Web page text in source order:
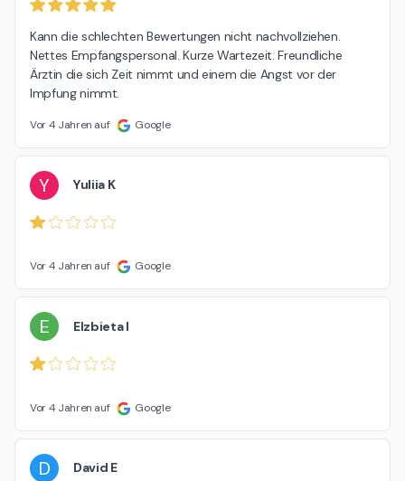
Kann die schlechten Bewertungen nicht nachvollziehen.
Nettes Empfangspersonal. Kurze Wartezeit. Freundliche
Ärztin die sich Zeit nimmt und einem die Angst vor der
Impfung nimmt.
Vor 4 Jahren auf Google
Y Yuliia K
Vor 4 Jahren auf Google
E Elzbieta I
Vor 4 Jahren auf Google
D David E